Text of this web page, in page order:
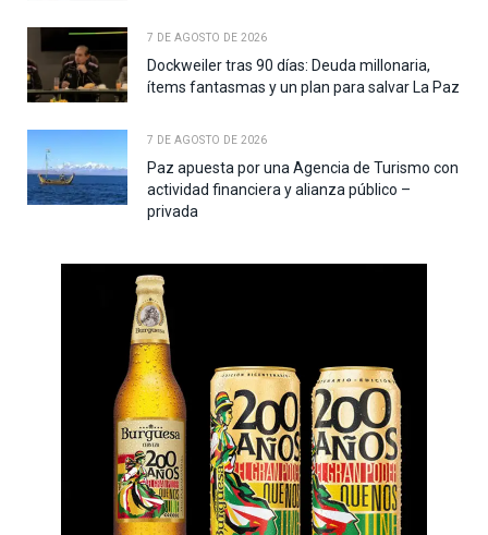
7 DE AGOSTO DE 2026
Dockweiler tras 90 días: Deuda millonaria,
ítems fantasmas y un plan para salvar La Paz
7 DE AGOSTO DE 2026
Paz apuesta por una Agencia de Turismo con
actividad financiera y alianza público –
privada